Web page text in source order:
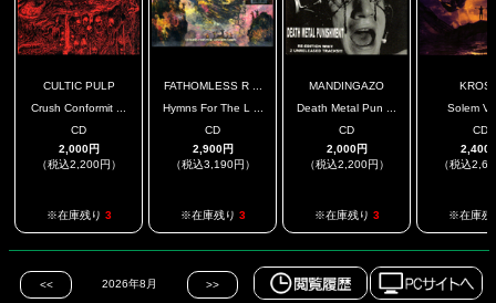
CULTIC PULP
Crush Conformit ...
CD
2,000円
（税込2,200円）
※在庫残り 3
FATHOMLESS R ...
Hymns For The L ...
CD
2,900円
（税込3,190円）
※在庫残り 3
MANDINGAZO
Death Metal Pun ...
CD
2,000円
（税込2,200円）
※在庫残り 3
Solem
CD
2,400
（税込
※在庫残